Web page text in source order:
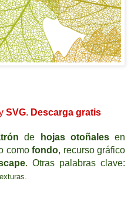
SVG. Descarga gratis
de hojas otoñalesen
como fondo, recurso gráfico
. Otras palabras clave: